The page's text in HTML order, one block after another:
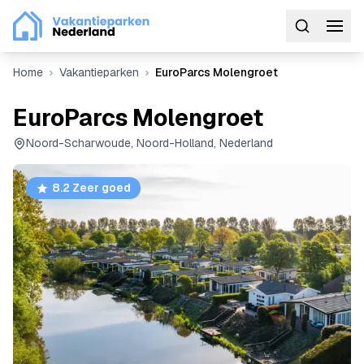
Home Vakantieparken EuroParcs Molengroet
EuroParcs Molengroet
Noord-Scharwoude, Noord-Holland, Nederland
8.2 Zeer goed